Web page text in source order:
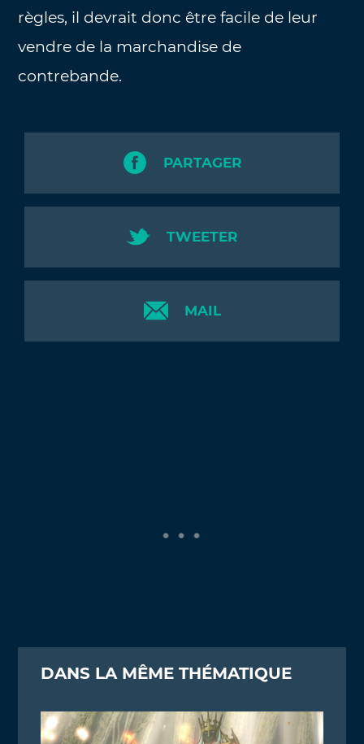
règles, il devrait donc être facile de leur
vendre de la marchandise de
contrebande.
PARTAGER
TWEETER
MAIL
DANS LA MÊME THÉMATIQUE